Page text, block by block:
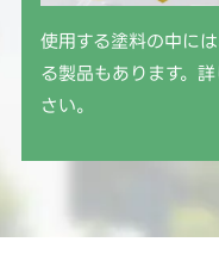
使用する塗料の中に
る製品もあります。
さい。